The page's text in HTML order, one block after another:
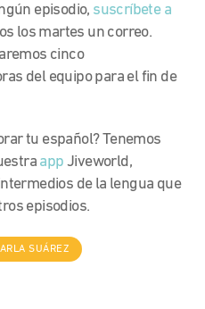
episodio, suscríbete a
los martes un correo.
cinco
del equipo para el fin de
tu español? Tenemos
app Jiveworld,
de la lengua que
episodios.
SUÁREZ